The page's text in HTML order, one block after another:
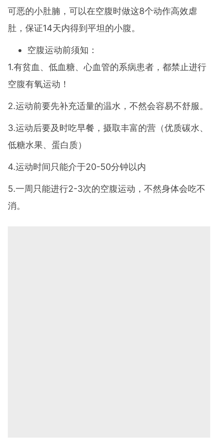
可恶的小肚腩，可以在空腹时做这8个动作高效虐
肚，保证14天内得到平坦的小腹。
空腹运动前须知：
1.有贫血、低血糖、心血管的系病患者，都禁止进行
空腹有氧运动！
2.运动前要先补充适量的温水，不然会容易不舒服。
3.运动后要及时吃早餐，摄取丰富的营（优质碳水、
低糖水果、蛋白质）
4.运动时间只能介于20-50分钟以内
5.一周只能进行2-3次的空腹运动，不然身体会吃不
消。